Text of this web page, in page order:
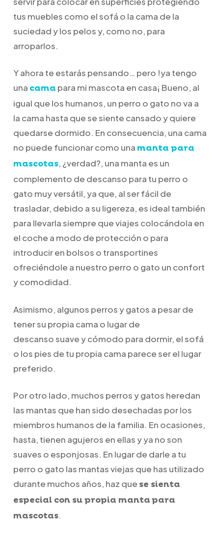
tus muebles como el sofá o la cama de la
suciedad y los pelos y, como no, para
arroparlos.
Y ahora te estarás pensando… pero !ya tengo
una cama para mi mascota en casa¡ Bueno, al
igual que los humanos, un perro o gato no va a
la cama hasta que se siente cansado y quiere
quedarse dormido. En consecuencia, una cama
no puede funcionar como una manta para
mascotas, ¿verdad?, una manta es un
complemento de descanso para tu perro o
gato muy versátil, ya que, al ser fácil de
trasladar, debido a su ligereza, es ideal también
para llevarla siempre que viajes colocándola en
el coche a modo de protección o para
introducir en bolsos o transportines
ofreciéndole a nuestro perro o gato un confort
y comodidad.
Asimismo, algunos perros y gatos a pesar de
tener su propia cama o lugar de
descanso suave y cómodo para dormir, el sofá
o los pies de tu propia cama parece ser el lugar
preferido.
Por otro lado, muchos perros y gatos heredan
las mantas que han sido desechadas por los
miembros humanos de la familia. En ocasiones,
hasta, tienen agujeros en ellas y ya no son
suaves o esponjosas. En lugar de darle a tu
perro o gato las mantas viejas que has utilizado
durante muchos años, haz que se sienta
especial con su propia mantapara
mascotas.